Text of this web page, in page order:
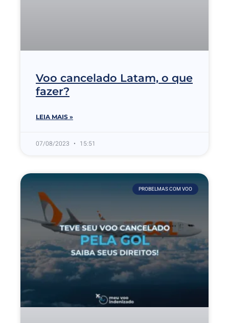
Voo cancelado Latam, o que
fazer?
LEIA MAIS »
07/08/2023 15:51
PROBELMAS COM VOO